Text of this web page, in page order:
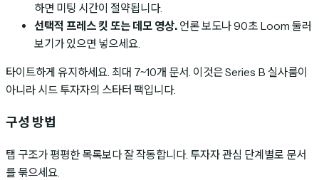
하면 미팅 시간이 절약됩니다.
선택적 프레스 킷 또는 데모 영상. 언론 보도나 90초 Loom 둘러
보기가 있으면 넣으세요.
타이트하게 유지하세요. 최대 7~10개 문서. 이것은 Series B 실사룸이
아니라 시드 투자자의 스타터 팩입니다.
구성 방법
탭 구조가 평평한 목록보다 잘 작동합니다. 투자자 관심 단계별로 문서
를 묶으세요.